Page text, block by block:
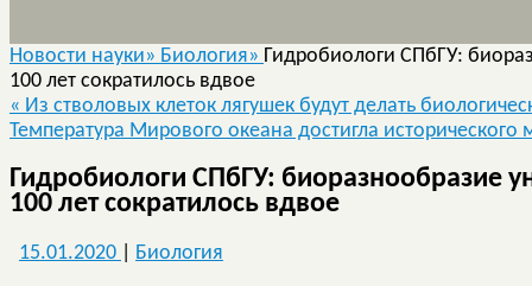
Новости науки» Биология» Гидробиологи СПбГУ:
100 лет сократилось вдвое
« Из стволовых клеток лягушек будут делать
Температура Мирового океана достигла
Гидробиологи СПбГУ: биоразнообразие
100 лет сократилось вдвое
15.01.2020 Биология